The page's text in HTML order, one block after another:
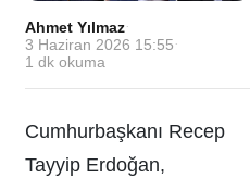
Ahmet Yılmaz·
3 Haziran 2026 15:55 ·
1 dk okuma
Cumhurbaşkanı Recep
Tayyip Erdoğan,